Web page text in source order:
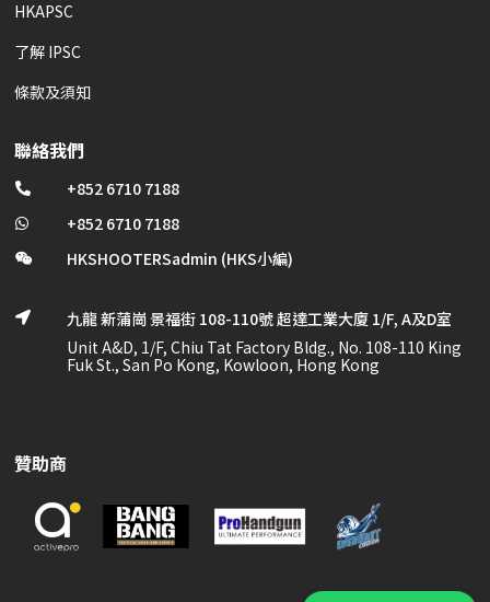
HKAPSC
了解 IPSC
條款及須知
聯絡我們
 +852 6710 7188
 +852 6710 7188
 HKSHOOTERSadmin (HKS小編)

九龍 新蒲崗 景福街 108-110號 超達工業大廈 1/F, A及D室
Unit A&D, 1/F, Chiu Tat Factory Bldg., No. 108-110 King
Fuk St., San Po Kong, Kowloon, Hong Kong
贊助商